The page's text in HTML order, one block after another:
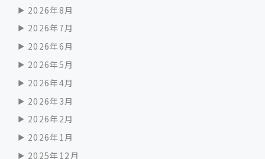
2026年8月
2026年7月
2026年6月
2026年5月
2026年4月
2026年3月
2026年2月
2026年1月
2025年12月